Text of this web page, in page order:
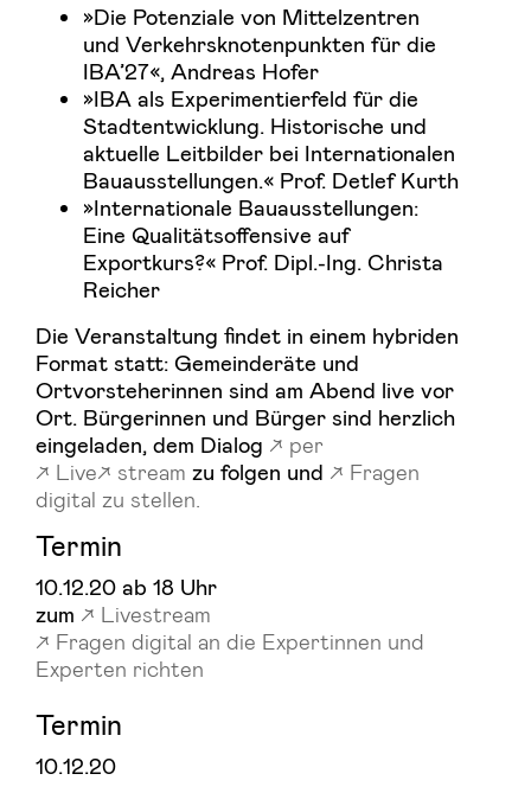
»Die Potenziale von Mittelzentren
und Verkehrsknotenpunkten für die
IBA’27«, Andreas Hofer
»IBA als Experimentierfeld für die
Stadtentwicklung. Historische und
aktuelle Leitbilder bei Internationalen
Bauausstellungen.« Prof. Detlef Kurth
»Internationale Bauausstellungen:
Eine Qualitätsoffensive auf
Exportkurs?« Prof. Dipl.-Ing. Christa
Reicher
Die Veranstaltung findet in einem hybriden
Format statt: Gemeinderäte und
Ortvorsteherinnen sind am Abend live vor
Ort. Bürgerinnen und Bürger sind herzlich
eingeladen, dem Dialog
per
Live
stream zu folgen und
Fragen
digital zu stellen.
Termin
10.12.20 ab 18 Uhr
zum
Livestream
Fragen digital an die Expertinnen und
Experten richten
Termin
10.12.20